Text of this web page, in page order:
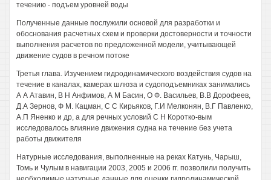
течению - подъем уровней воды
Полученные данные послужили основой для разработки и
обоснования расчетных схем и проверки достоверности и точности
выполнения расчетов по предложенной модели, учитывающей
движение судов в речном потоке
Третья глава. Изучением гидродинамического воздействия судов на
течение в каналах, камерах шлюза и судоподъемниках занимались
А А Атавин, В Н Анфимов, А М Басин, О Ф. Васильев, В.В Дорофеев,
Д.А Зернов, Ф М. Кацман, С С Кирьяков, Г.И Мелконян, В.Г Павленко,
А.П Яненко и др, а для речных условий С Н Коротко-вым
исследовалось влияние движения судна на течение без учета
работы движителя
Натурные исследования, выполненные на реках Катунь, Чарыш,
Томь и Чулым в навигации 2003, 2005 и 2006 гг. позволили получить